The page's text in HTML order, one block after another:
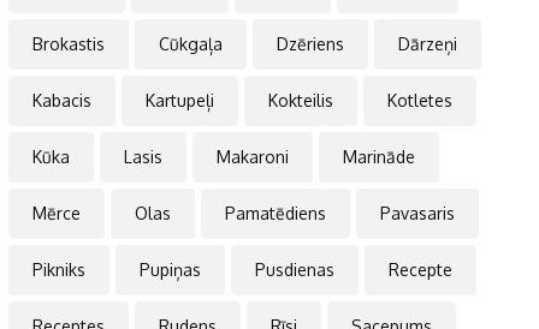
Brokastis Cūkgaļa Dzēriens Dārzeņi
Kabacis Kartupeļi Kokteilis Kotletes
Kūka Lasis Makaroni Marināde
Mērce Olas Pamatēdiens Pavasaris
Pikniks Pupiņas Pusdienas Recepte